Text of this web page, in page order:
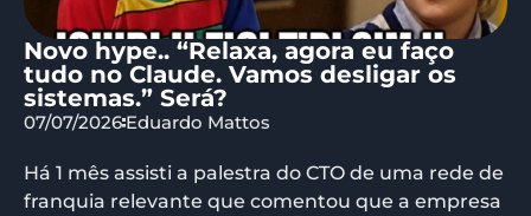
Novo hype.. “Relaxa, agora eu faço
tudo no Claude. Vamos desligar os
sistemas.” Será?
07/07/2026 Eduardo Mattos
Há 1 mês assisti a palestra do CTO de uma rede de
franquia relevante que comentou que a empresa